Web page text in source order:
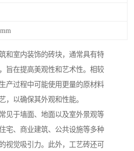
和室内装饰的砖块，通常具有特
旨在提高美观性和艺术性。相较
产过程中可能使用更量的原材料
，以确保其外观和性能。
见于墙面、地面以及室外景观等
宅、商业建筑、公共设施等多种
视觉吸引力。此外，工艺砖还可